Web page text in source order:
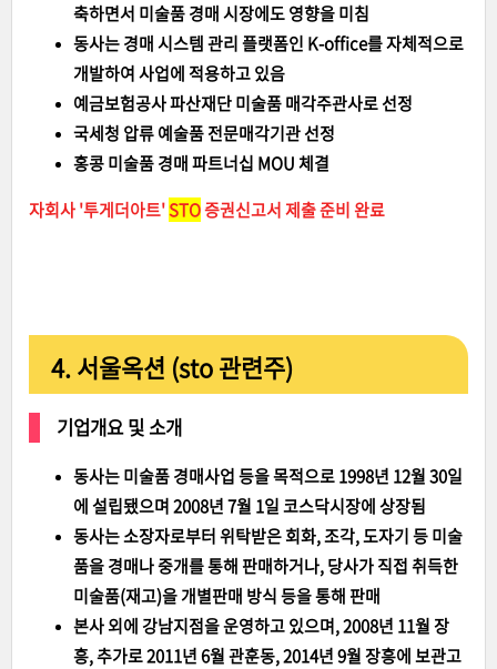
축하면서 미술품 경매 시장에도 영향을 미침
동사는 경매 시스템 관리 플랫폼인 K-office를 자체적으로
개발하여 사업에 적용하고 있음
예금보험공사 파산재단 미술품 매각주관사로 선정
국세청 압류 예술품 전문매각기관 선정
홍콩 미술품 경매 파트너십 MOU 체결
자회사 '투게더아트'STO증권신고서 제출 준비 완료
4. 서울옥션 (sto 관련주)
기업개요 및 소개
동사는 미술품 경매사업 등을 목적으로 1998년 12월 30일
에 설립됐으며 2008년 7월 1일 코스닥시장에 상장됨
동사는 소장자로부터 위탁받은 회화, 조각, 도자기 등 미술
품을 경매나 중개를 통해 판매하거나, 당사가 직접 취득한
미술품(재고)을 개별판매 방식 등을 통해 판매
본사 외에 강남지점을 운영하고 있으며, 2008년 11월 장
흥, 추가로 2011년 6월 관훈동, 2014년 9월 장흥에 보관고